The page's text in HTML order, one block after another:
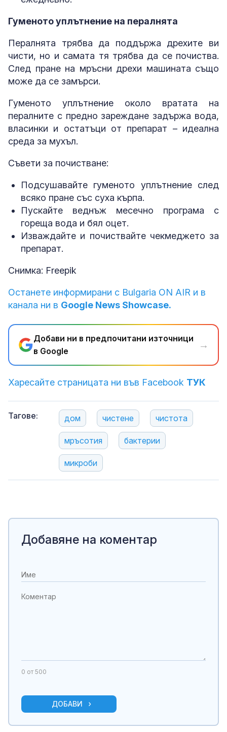
Гуменото уплътнение на пералнята
Пералнята трябва да поддържа дрехите ви
чисти, но и самата тя трябва да се почиства.
След пране на мръсни дрехи машината също
може да се замърси.
Гуменото уплътнение около вратата на
пералните с предно зареждане задържа вода,
власинки и остатъци от препарат – идеална
среда за мухъл.
Съвети за почистване:
Подсушавайте гуменото уплътнение след
всяко пране със суха кърпа.
Пускайте веднъж месечно програма с
гореща вода и бял оцет.
Изваждайте и почиствайте чекмеджето за
препарат.
Снимка: Freepik
Останете информирани с Bulgaria ON AIR и в
канала ни в Google News Showcase.
Добави ни в предпочитани източници
в Google
→
Харесайте страницата ни във Facebook ТУК
Тагове: дом чистене чистота
мръсотия бактерии
микроби
Добавяне на коментар
0 от 500
ДОБАВИ